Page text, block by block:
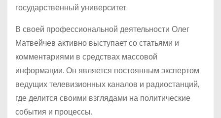
государственный университет.
В своей профессиональной деятельности Олег
Матвейчев активно выступает со статьями и
комментариями в средствах массовой
информации. Он является постоянным экспертом
ведущих телевизионных каналов и радиостанций,
где делится своими взглядами на политические
события и процессы.